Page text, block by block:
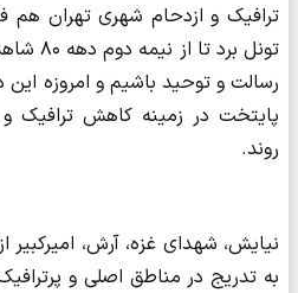
ترافیک و ازدحام شهری تهران
تونل
رسالت و توحید باشیم و امروزه
پایتخت در زمینه کاهش
روند.
نیایش، شهدای غزه، آرش،
به تدریج در مناطق اصلی و